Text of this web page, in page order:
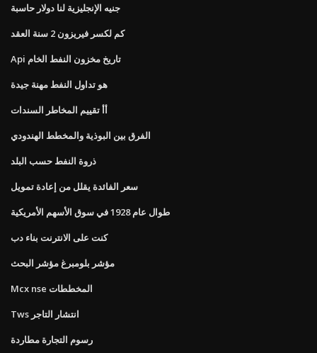
جنيه الإنجليزية لنا دولار حاسبة
كم لكسر فيريزون 2 سنة العقد
Api تاريخ مخزون النفط الخام
هو تداول النفط مهنة جيدة
أأ تقييم المخاطر السندات
الفرق بين البوذية والمخطط الهندودي
ذروة النفط حسب البلد
سعر الفائدة يقلل من إعادة تمويل
طوال عام 1928 في سوق الأسهم الأمريكية
كنت على الانترنت بناء دب
مؤشر بلومبرغ مؤشر البحث
Mcx nse المخططات
Tws انتشار التاجر
رسوم التجارة مطاردة